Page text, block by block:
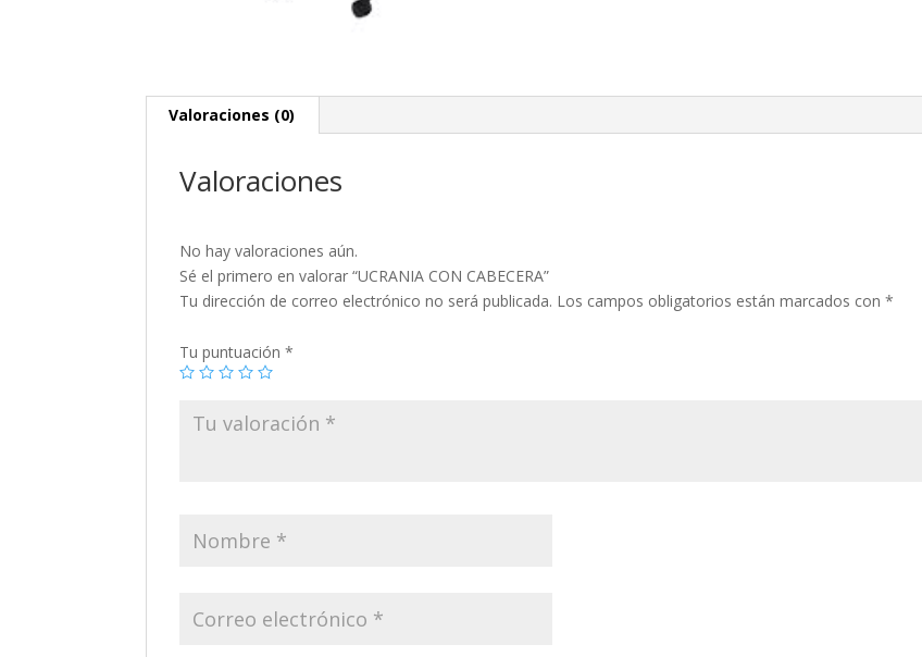
Valoraciones (0)
Valoraciones
No hay valoraciones aún.
Sé el primero en valorar “UCRANIA CON CABECERA”
Tu dirección de correo electrónico no será publicada. Los campos obligatorios están marcados con*
Tu puntuación*